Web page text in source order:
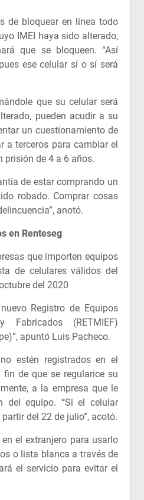
de bloquear en línea todo
IMEI haya sido alterado,
que se bloqueen. “Así
ese celular sí o sí será
que su celular será
pueden acudir a su
un cuestionamiento de
a terceros para cambiar el
prisión de 4 a 6 años.
de estar comprando un
robado. Comprar cosas
anotó.
en Renteseg
que importen equipos
de celulares válidos del
del 2020
Registro de Equipos
Fabricados (RETMIEF)
apuntó Luis Pacheco.
estén registrados en el
fin de que se regularice su
a la empresa que le
del equipo. “Si el celular
del 22 de julio”, acotó.
el extranjero para usarlo
o lista blanca a través de
el servicio para evitar el